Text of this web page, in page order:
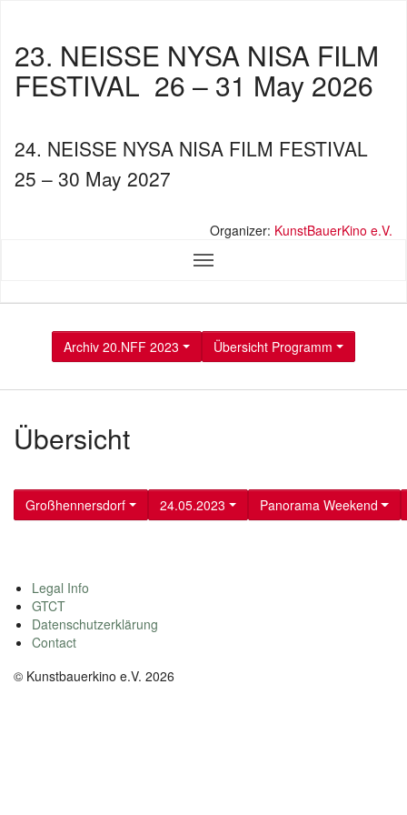
23. NEISSE NYSA NISA FILM
FESTIVAL 26 – 31 May 2026
24. NEISSE NYSA NISA FILM FESTIVAL
25 – 30 May 2027
Organizer: KunstBauerKino e.V.
Archiv 20.NFF 2023 Übersicht Programm
Übersicht
Großhennersdorf 24.05.2023 Panorama Weekend
Legal Info
GTCT
Datenschutzerklärung
Contact
© Kunstbauerkino e.V. 2026